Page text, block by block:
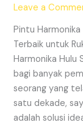
Leave a
Pintu Harmonika
Terbaik untuk
Harmonika Hulu
bagi banyak
seorang yang
satu dekade,
adalah solusi
Harmonika
untuk
Ruko
di
Hulu
Sungai
Tengah